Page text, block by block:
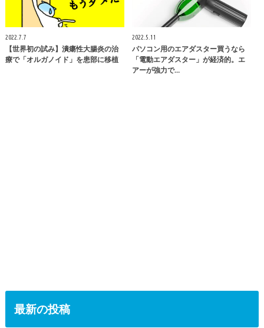
2022.7.7
【世界初の試み】潰瘍性大腸炎の治
療で「オルガノイド」を患部に移植
2022.5.11
パソコン用のエアダスター買うなら
「電動エアダスター」が経済的。エ
アーが強力で…
最新の投稿